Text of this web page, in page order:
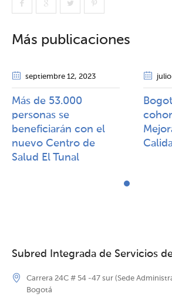
Más publicaciones
septiembre 12, 2023
Más de 53.000
personas se
beneficiarán con el
nuevo Centro de
Salud El Tunal
julio
Subred Integrada de Servicios
Carrera 24C # 54 -47 sur (Sede
Bogotá